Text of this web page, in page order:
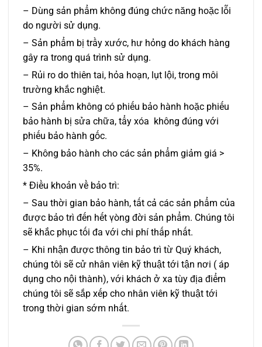
– Dùng sản phẩm không đúng chức năng hoặc lỗi
do người sử dụng.
– Sản phẩm bị trầy xước, hư hỏng do khách hàng
gây ra trong quá trình sử dụng.
– Rủi ro do thiên tai, hỏa hoạn, lụt lội, trong môi
trường khắc nghiệt.
– Sản phẩm không có phiếu bảo hành hoặc phiếu
bảo hành bị sửa chữa, tẩy xóa không đúng với
phiếu bảo hành gốc.
– Không bảo hành cho các sản phẩm giảm giá >
35%.
* Điều khoản về bảo trì:
– Sau thời gian bảo hành, tất cả các sản phẩm của
được bảo trì đến hết ṿòng đời sản phẩm. Chúng tôi
sẽ khắc phục tối đa với chi phí thấp nhất.
– Khi nhận được thông tin bảo trì từ Quý khách,
chúng tôi sẽ cử nhân viên kỹ thuật tới tận nơi ( áp
dụng cho nội thành), với khách ở xa tùy địa điểm
chúng tôi sẽ sắp xếp cho nhân viên kỹ thuật tới
trong thời gian sớm nhất.